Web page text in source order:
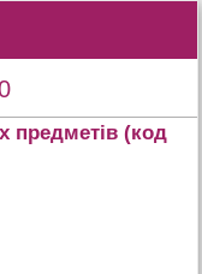
предметів (код